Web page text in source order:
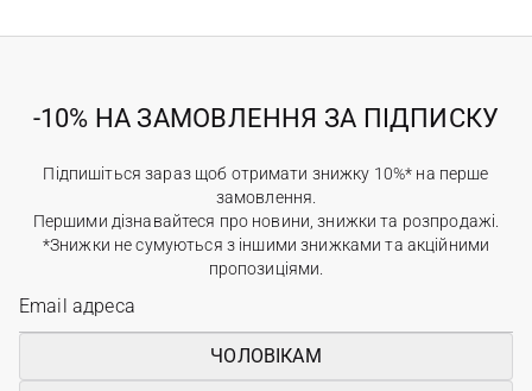
-10% НА ЗАМОВЛЕННЯ ЗА ПІДПИСКУ
Підпишіться зараз щоб отримати знижку 10%* на перше
замовлення.
Першими дізнавайтеся про новини, знижки та розпродажі.
*Знижки не сумуються з іншими знижками та акційними
пропозиціями.
ЧОЛОВІКАМ